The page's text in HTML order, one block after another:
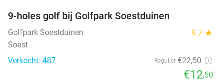
9-holes golf bij Golfpark Soestduinen
Golfpark Soestduinen 9.7 star
Soest
Verkocht: 487
Regulier €22,50
€12,50